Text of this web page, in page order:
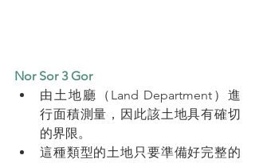
Nor Sor 3 Gor
由土地廳（Land Department）進
行面積測量，因此該土地具有確切
的界限。
這種類型的土地只要準備好完整的